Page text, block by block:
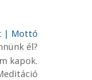
| Mottó
él?
kapok.